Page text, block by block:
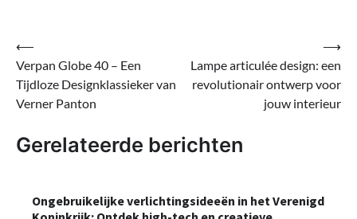
Bericht
navigatie
⟵
Verpan Globe 40 – Een
Tijdloze Designklassieker van
Verner Panton
Lampe articulée design: een
revolutionair ontwerp voor
jouw interieur
⟶
Gerelateerde berichten
Ongebruikelijke verlichtingsideeën in het Verenigd